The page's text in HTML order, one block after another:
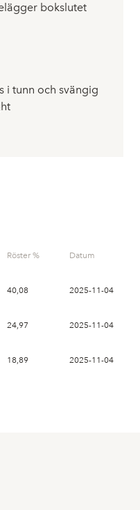
bokslutet
i tunn och svängig
Röster % Datum
40,08 2025-11-04
24,97 2025-11-04
18,89 2025-11-04